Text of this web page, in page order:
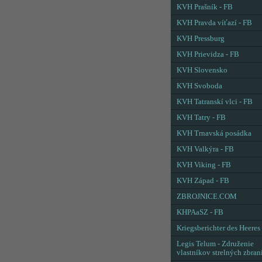
KVH Prašník - FB
KVH Pravda víťazí - FB
KVH Pressburg
KVH Prievidza - FB
KVH Slovensko
KVH Svoboda
KVH Tatranskí vlci - FB
KVH Tatry - FB
KVH Trnavská posádka
KVH Valkýra - FB
KVH Viking - FB
KVH Západ - FB
ZBROJNICE.COM
KHPAaSZ - FB
Kriegsberichter des Heeres
Legis Telum - Združenie
vlastníkov strelných